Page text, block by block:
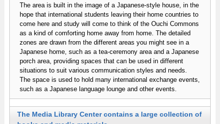
The area is built in the image of a Japanese-style house, in the
hope that international students leaving their home countries to
come here and study will come to think of the Ouchi Commons
as a kind of comforting home away from home. The detailed
zones are drawn from the different areas you might see in a
Japanese home, such as a tea-ceremony area and a Japanese
porch area, providing spaces that can be used in different
situations to suit various communication styles and needs.
The space is used to hold many international exchange events,
such as a Japanese language lounge and other events.
The Media Library Center contains a large collection of